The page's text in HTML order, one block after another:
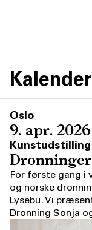
Kalender
Oslo
9. apr.
Kunstudstilling
For første gang i
og norske
Lysebu. Vi
Dronning Sonja